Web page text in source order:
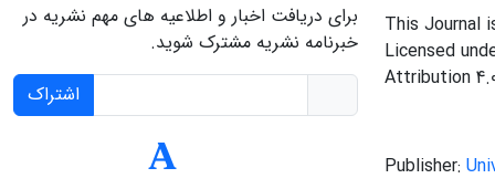
This Journal
Licensed
Attribution
Publisher:
برای دریافت اخبار و اطلاعیه های مهم نشریه در
خبرنامه نشریه مشترک شوید.
اشتراک